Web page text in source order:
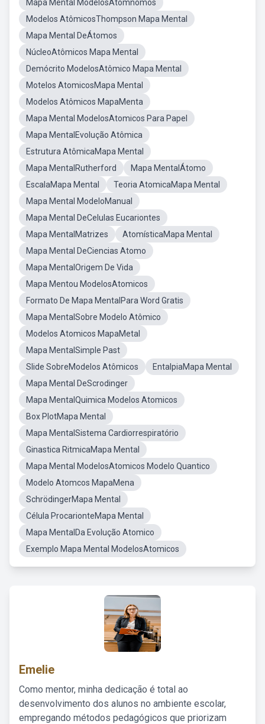
Mapa Mental ModelosAtomnomos
Modelos AtômicosThompson Mapa Mental
Mapa Mental DeÁtomos
NúcleoAtômicos Mapa Mental
Demócrito ModelosAtômico Mapa Mental
Motelos AtomicosMapa Mental
Modelos Atômicos MapaMenta
Mapa Mental ModelosAtomicos Para Papel
Mapa MentalEvolução Atômica
Estrutura AtômicaMapa Mental
Mapa MentalRutherford
Mapa MentalÁtomo
EscalaMapa Mental
Teoria AtomicaMapa Mental
Mapa Mental ModeloManual
Mapa Mental DeCelulas Eucariontes
Mapa MentalMatrizes
AtomísticaMapa Mental
Mapa Mental DeCiencias Atomo
Mapa MentalOrigem De Vida
Mapa Mentou ModelosAtomicos
Formato De Mapa MentalPara Word Gratis
Mapa MentalSobre Modelo Atômico
Modelos Atomicos MapaMetal
Mapa MentalSimple Past
Slide SobreModelos Atômicos
EntalpiaMapa Mental
Mapa Mental DeScrodinger
Mapa MentalQuimica Modelos Atomicos
Box PlotMapa Mental
Mapa MentalSistema Cardiorrespiratório
Ginastica RitmicaMapa Mental
Mapa Mental ModelosAtomicos Modelo Quantico
Modelo Atomcos MapaMena
SchrödingerMapa Mental
Célula ProcarionteMapa Mental
Mapa MentalDa Evolução Atomico
Exemplo Mapa Mental ModelosAtomicos
Emelie
Como mentor, minha dedicação é total ao
desenvolvimento dos alunos no ambiente escolar,
empregando métodos pedagógicos que priorizam